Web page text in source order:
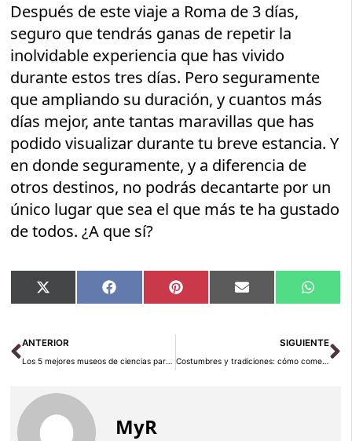
Después de este viaje a Roma de 3 días,
seguro que tendrás ganas de repetir la
inolvidable experiencia que has vivido
durante estos tres días. Pero seguramente
que ampliando su duración, y cuantos más
días mejor, ante tantas maravillas que has
podido visualizar durante tu breve estancia. Y
en donde seguramente, y a diferencia de
otros destinos, no podrás decantarte por un
único lugar que sea el que más te ha gustado
de todos. ¿A que sí?
Compartir
en
X
(Twitter)
Compartir
en
Facebook Compartir
en
Pinterest Compartir
en
Email
en
Ant
ANTERIOR
Los 5 mejores museos de ciencias para visitar Europa
SIGUIENTE
Costumbres y tradiciones: cómo comer en Marruecos
MyR